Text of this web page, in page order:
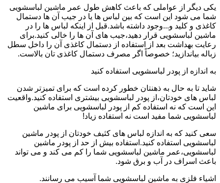
یکی دیگر از عواملی که باعث کاهش طول عمر ماشین لباسشویی
شما می شود این است که بین لباس ها یا در جیب آن ها دستمال
کاغذی و کلید و...وجود داشته باشد.قبل از اینکه لباس ها را در
ماشین لباسشویی قرار دهید،جیب های آن ها را خالی کنید.برای
رعایت بهداشت بعد از استفاده از دستمال کاغذی آن را داخل سطل
زباله بیاندازید؛ خصوصاً اگر مصرف دستمال کاغذی تان بالاست.
به اندازه از پودر لباسشویی استفاده کنید
شاید تا به حال به ذهنتان خطور کرده است که برای تمیزتر شدن
لباس های خودتان،از پودر لباسشویی بیشتری استفاده کنید.واقعیت
این است که نه استفاده کم از پودر لباسشویی برای ماشین
لباسشویی شما مفید است نه استفاده زیاد!
سعی کنید که به اندازه لباس های کثیف خودتان از پودر ماشین
لباسشویی استفاده کنید.استفاده بیش از حد از پودر ماشین
لباسشویی،عمر ماشین لباسشویی شما را کم می کند و می تواند
باعث اسراف در آب و برق شود.
اشیاء فلزی به ماشین لباسشویی شما آسیب می رسانند.